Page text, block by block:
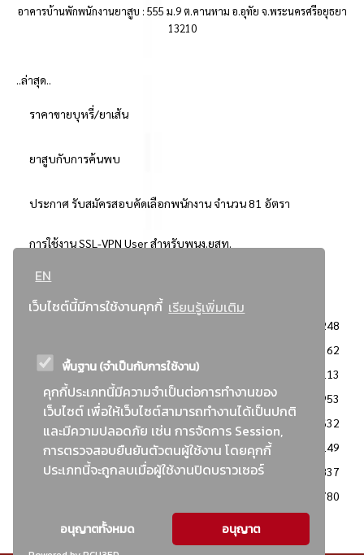
EN
เว็บไซต์นี้มีการใช้งานคุกกี้ เรียนรู้เพิ่มเติม
พื้นฐาน (จำเป็นกับการใช้งาน)
คุกกี้ประเภทนี้มีความจำเป็นต่อการทำงานของ
เว็บไซต์ เพื่อให้เว็บไซต์สามารถทำงานได้เป็นปกติ
และมีความปลอดภัย เช่น การจัดการ Session,
การตรวจสอบยืนยันตัวตนผู้ใช้งาน โดยคุกกี้
ประเภทนี้จะถูกลบเมื่อผู้ใช้งานปิดบราวเซอร์
อนุญาตทั้งหมด อนุญาต
อาคารบ้านพักพนักงานยาสูบ : 555 ม.9 ต.คานหาม อ.อุทัย จ.พระนครศรีอยุธยา
13210
..ล่าสุด..
ราคาขายบุหรี่/ยาเส้น
ยาสูบกับการค้นพบ
ประกาศ รับสมัครสอบคัดเลือกพนักงาน จำนวน 81 อัตรา
การใช้งาน SSL-VPN User สำหรับพนง.ยสท.
..ยอดนิยม..
3248
2362
: วิธีเฉพาะเจาะจง
2113
ข่าวสาร/ประกาศ
1953
: เอกสารส่งเสริมความโปร่งใสในการจัดซื้อจัดจ้าง
1632
ข่าวสารจัดซื้อจัดจ้าง
1149
: แผนการจัดซื้อจัดจ้าง
837
780